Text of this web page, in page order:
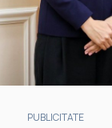
PUBLICITATE